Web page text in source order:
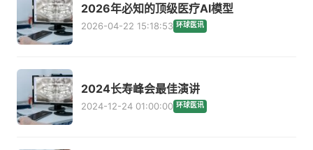
2026年必知的顶级医疗AI模型
2026-04-22 15:18:53 环球医讯
2024长寿峰会最佳演讲
2024-12-24 01:00:00 环球医讯